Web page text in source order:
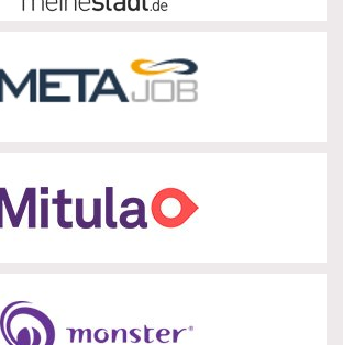
METAjob
zur Partnerseite
Mitula
zur Partnerseite
zur Partnerseite